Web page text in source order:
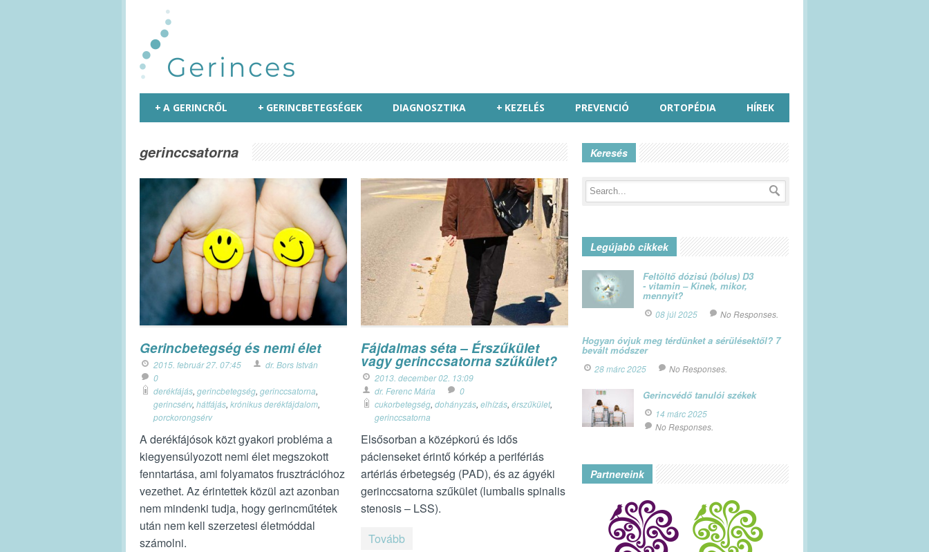
A GERINCRŐL
+ GERINCBETEGSÉGEK
+ DIAGNOSZTIKA KEZELÉS
+ PREVENCIÓ ORTOPÉDIA HÍREK
gerinccsatorna
Gerincbetegség és nemi élet
2015. február 27. 07:45
dr. Bors István
0
derékfájás, gerincbetegség, gerinccsatorna,
gerincsérv, hátfájás, krónikus derékfájdalom,
porckorongsérv
A derékfájósok közt gyakori probléma a
kiegyensúlyozott nemi élet megszokott
fenntartása, ami folyamatos frusztrációhoz
vezethet. Az érintettek közül azt azonban
nem mindenki tudja, hogy gerincműtétek
után nem kell szerzetesi életmóddal
számolni.
Fájdalmas séta – Érszűkület
vagy gerinccsatorna szűkület?
2013. december 02. 13:09
dr. Ferenc Mária
0
cukorbetegség, dohányzás, elhízás, érszűkület,
gerinccsatorna
Elsősorban a középkorú és idős
pácienseket érintő kórkép a perifériás
artériás érbetegség (PAD), és az ágyéki
gerinccsatorna szűkület (lumbalis spinalis
stenosis – LSS).
Tovább
Keresés
Legújabb cikkek
Feltöltő dózisú (bólus) D3
- vitamin – Kinek, mikor,
mennyit?
08 júl 2025 No Responses.
Hogyan óvjuk meg térdünket a sérülésektől? 7
bevált módszer
28 márc 2025 No Responses.
Gerincvédő tanulói székek
14 márc 2025
No Responses.
Partnereink